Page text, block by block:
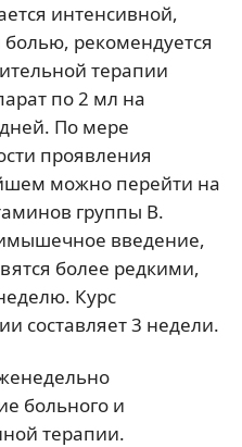
интенсивной,
рекомендуется
терапии
по 2 мл на
По мере
проявления
можно перейти на
группы B.
введение,
более редкими,
Курс
составляет 3 недели.
больного и
терапии.